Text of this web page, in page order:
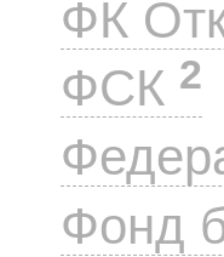
ФК
ФСК 2
Фонд